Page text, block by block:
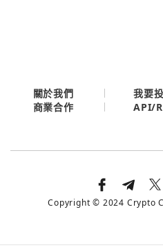
關於我們 我要
商業合作
API/
Copyright © 2024 Crypto